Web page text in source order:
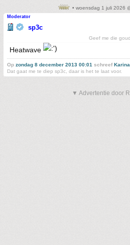
• woensdag 1 juli 2026
Moderator
sp3c
Geef me die
Heatwave
Op zondag 8 december 2013 00:01 schreefKarina
Dat gaat me te diep sp3c, daar is het te laat voor.
▼ Advertentie door